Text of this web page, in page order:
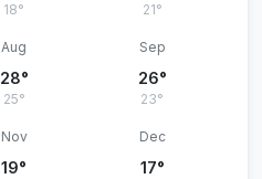
18° 21°
Aug
28°
25°
Sep
26°
23°
Nov
19°
Dec
17°